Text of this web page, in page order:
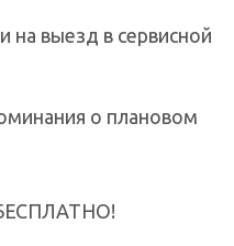
на выезд в сервисной
о плановом
БЕСПЛАТНО!